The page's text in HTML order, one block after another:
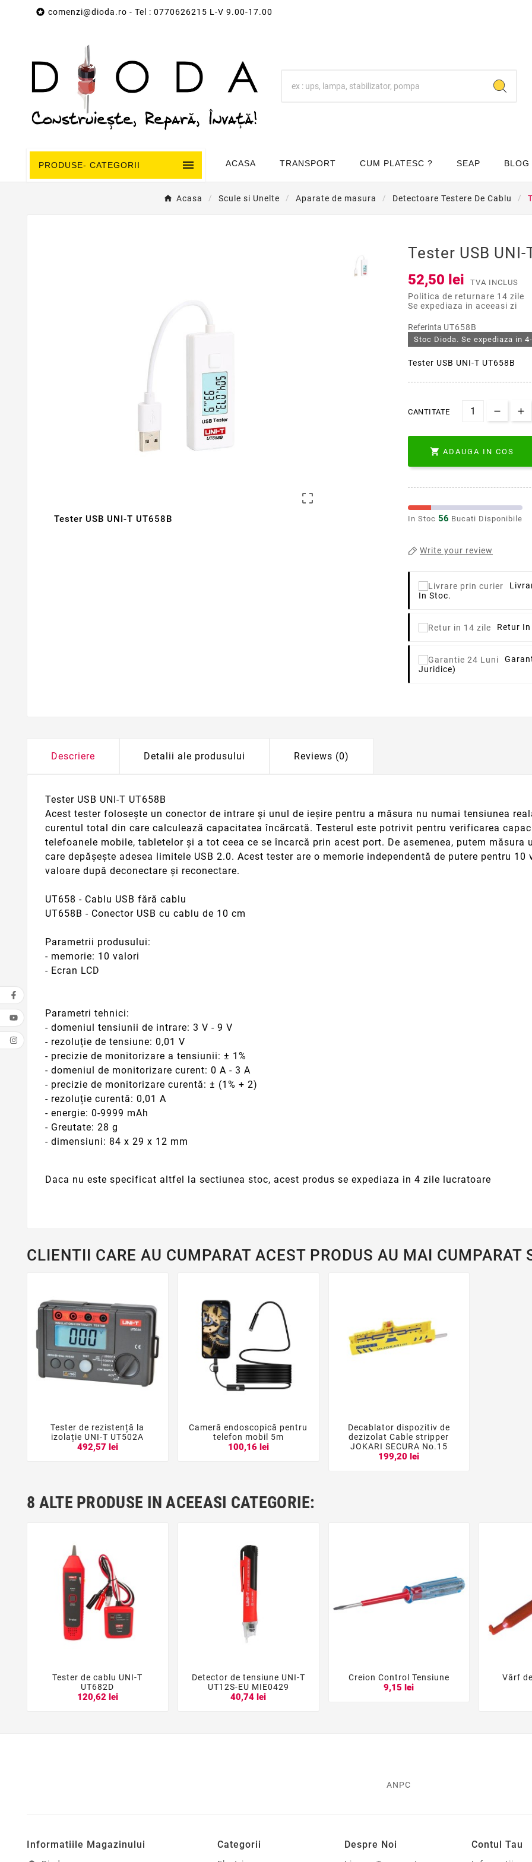
 comenzi@dioda.ro - Tel : 0770626215 L-V 9.00-17.00
PRODUSE- CATEGORII  ACASA TRANSPORT CUM PLATESC ? SEAP BLOG
Acasa Scule si Unelte Aparate de masura Detectoare Testere De Cablu

Tester USB UNI-T UT658B
Tester USB UNI-
52,50 lei TVA INCLUS
Politica de returnare 14 zile
Se expediaza in aceeasi zi
Referinta UT658B
Stoc Dioda. Se expediaza in
Tester USB UNI-T UT658B
CANTITATE
 ADAUGA IN COS
In Stoc 56 Bucati Disponibile
Write your review
In Stoc.
Retur
Juridice)
Descriere Detalii ale produsului Reviews (0)
Tester USB UNI-T UT658B
Acest tester folosește un conector de intrare și unul de ieșire pentru a măsura nu numai tensiunea
curentul total din care calculează capacitatea încărcată. Testerul este potrivit pentru verificarea
telefoanele mobile, tabletelor și a tot ceea ce se încarcă prin acest port. De asemenea, putem
care depășește adesea limitele USB 2.0. Acest tester are o memorie independentă de putere pentru
valoare după deconectare și reconectare.
UT658 - Cablu USB fără cablu
UT658B - Conector USB cu cablu de 10 cm
Parametrii produsului:
- memorie: 10 valori
- Ecran LCD
Parametri tehnici:
- domeniul tensiunii de intrare: 3 V - 9 V
- rezoluție de tensiune: 0,01 V
- precizie de monitorizare a tensiunii: ± 1%
- domeniul de monitorizare curent: 0 A - 3 A
- precizie de monitorizare curentă: ± (1% + 2)
- rezoluție curentă: 0,01 A
- energie: 0-9999 mAh
- Greutate: 28 g
- dimensiuni: 84 x 29 x 12 mm
Daca nu este specificat altfel la sectiunea stoc, acest produs se expediaza in 4 zile lucratoare
CLIENTII CARE AU CUMPARAT ACEST PRODUS AU MAI CUMPARAT
  
Tester de rezistență la
izolație UNI-T UT502A
492,57 lei
  
Cameră endoscopică pentru
telefon mobil 5m
100,16 lei
  
Decablator dispozitiv de
dezizolat Cable stripper
JOKARI SECURA No.15
199,20 lei
8 ALTE PRODUSE IN ACEEASI CATEGORIE:

Tester de cablu UNI-T
UT682D
120,62 lei
  
Detector de tensiune UNI-T
UT12S-EU MIE0429
40,74 lei

Creion Control Tensiune
9,15 lei
Vârf
ANPC
Informatiile Magazinului Categorii Despre Noi Contul Tau